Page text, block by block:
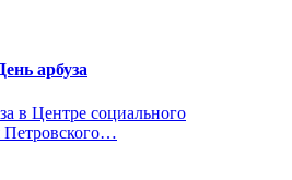
арбуза
в Центре социального
Петровского…